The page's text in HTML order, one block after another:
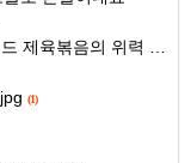
육볶음의 위력 ㅋㅋ
(1)